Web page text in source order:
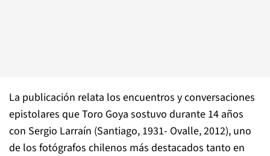
La publicación relata los encuentros y conversaciones
epistolares que Toro Goya sostuvo durante 14 años
con Sergio Larraín (Santiago, 1931- Ovalle, 2012), uno
de los fotógrafos chilenos más destacados tanto en